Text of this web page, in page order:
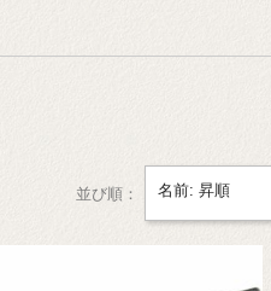
並び順： 名前: 昇順